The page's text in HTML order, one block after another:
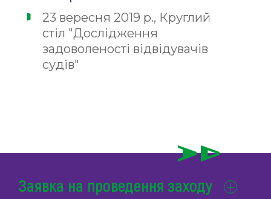
23 вересня 2019 р., Круглий
стіл "Дослідження
задоволеності відвідувачів
судів"
Заявка на проведення заходу